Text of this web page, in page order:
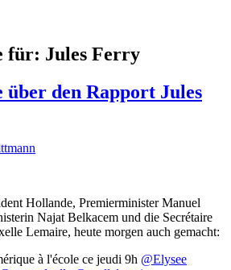
für: Jules Ferry
über den Rapport Jules
Hollande, Premierminister Manuel
Najat Belkacem und die Secrétaire
Lemaire, heute morgen auch gemacht:
à l'école ce jeudi 9h @Elysee